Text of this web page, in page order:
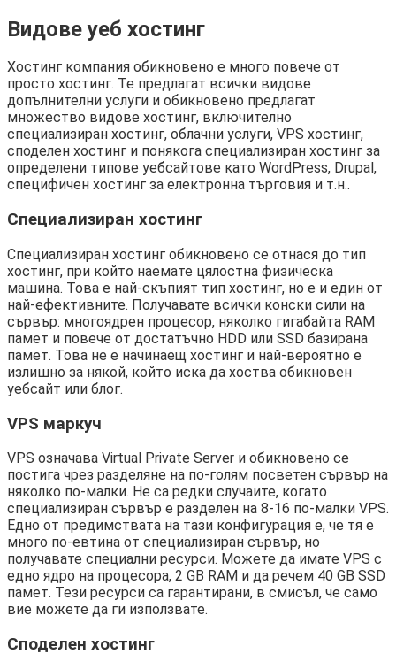
Видове уеб хостинг
Хостинг компания обикновено е много повече от
просто хостинг. Те предлагат всички видове
допълнителни услуги и обикновено предлагат
множество видове хостинг, включително
специализиран хостинг, облачни услуги, VPS хостинг,
споделен хостинг и понякога специализиран хостинг за
определени типове уебсайтове като WordPress, Drupal,
специфичен хостинг за електронна търговия и т.н..
Специализиран хостинг
Специализиран хостинг обикновено се отнася до тип
хостинг, при който наемате цялостна физическа
машина. Това е най-скъпият тип хостинг, но е и един от
най-ефективните. Получавате всички конски сили на
сървър: многоядрен процесор, няколко гигабайта RAM
памет и повече от достатъчно HDD или SSD базирана
памет. Това не е начинаещ хостинг и най-вероятно е
излишно за някой, който иска да хоства обикновен
уебсайт или блог.
VPS маркуч
VPS означава Virtual Private Server и обикновено се
постига чрез разделяне на по-голям посветен сървър на
няколко по-малки. Не са редки случаите, когато
специализиран сървър е разделен на 8-16 по-малки VPS.
Едно от предимствата на тази конфигурация е, че тя е
много по-евтина от специализиран сървър, но
получавате специални ресурси. Можете да имате VPS с
едно ядро ​​на процесора, 2 GB RAM и да речем 40 GB SSD
памет. Тези ресурси са гарантирани, в смисъл, че само
вие можете да ги използвате.
Споделен хостинг